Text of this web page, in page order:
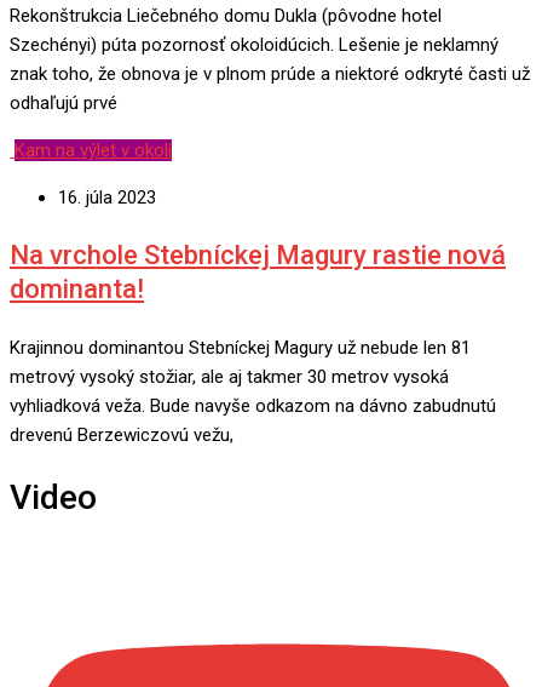
Rekonštrukcia Liečebného domu Dukla (pôvodne hotel
Szechényi) púta pozornosť okoloidúcich. Lešenie je neklamný
znak toho, že obnova je v plnom prúde a niektoré odkryté časti už
odhaľujú prvé
Kam na výlet v okolí
16. júla 2023
Na vrchole Stebníckej Magury rastie nová
dominanta!
Krajinnou dominantou Stebníckej Magury už nebude len 81
metrový vysoký stožiar, ale aj takmer 30 metrov vysoká
vyhliadková veža. Bude navyše odkazom na dávno zabudnutú
drevenú Berzewiczovú vežu,
Video